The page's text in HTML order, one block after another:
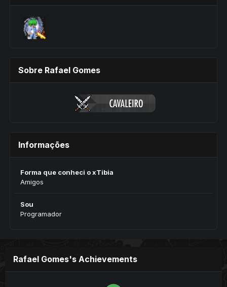
Sobre Rafael Gomes
Informações
Forma que conheci o xTibia
Amigos
Sou
Programador
Rafael Gomes's Achievements